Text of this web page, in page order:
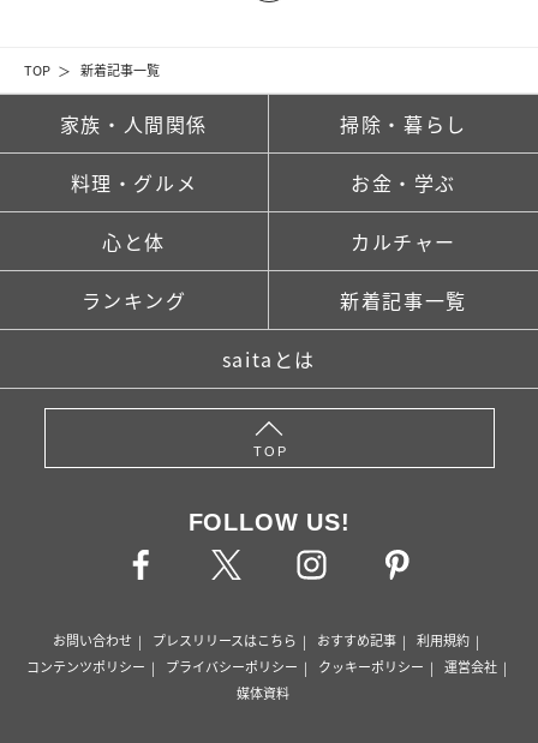
TOP 新着記事一覧
家族・人間関係 掃除・暮らし
料理・グルメ お金・学ぶ
心と体 カルチャー
ランキング 新着記事一覧
saitaとは
TOP
FOLLOW US!
お問い合わせ プレスリリースはこちら おすすめ記事
利用規約
コンテンツポリシー
プライバシーポリシー クッキーポリシー
運営会社
媒体資料